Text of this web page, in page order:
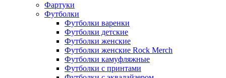
Фартуки
Футболки
Футболки варенки
Футболки детские
Футболки женские
Футболки женские Rock Merch
Футболки камуфляжные
Футболки с принтами